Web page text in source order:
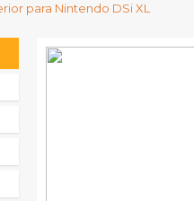
para Nintendo DSi XL